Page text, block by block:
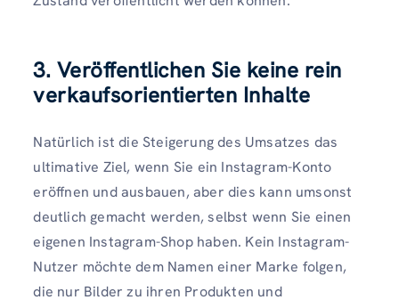
3. Veröffentlichen Sie keine rein
verkaufsorientierten Inhalte
Natürlich ist die Steigerung des Umsatzes das
ultimative Ziel, wenn Sie ein Instagram-Konto
eröffnen und ausbauen, aber dies kann umsonst
deutlich gemacht werden, selbst wenn Sie einen
eigenen Instagram-Shop haben. Kein Instagram-
Nutzer möchte dem Namen einer Marke folgen,
die nur Bilder zu ihren Produkten und